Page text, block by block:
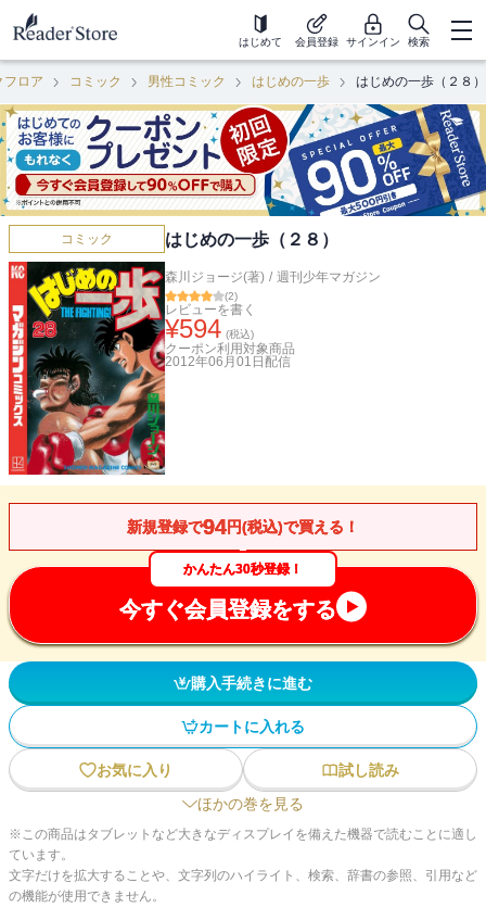
はじめて 会員登録 サインイン 検索
フロア コミック 男性コミック はじめの一歩 はじめの一歩（２８）
コミック はじめの一歩（２８）
森川ジョージ(著) / 週刊少年マガジン
(2)
レビューを書く
¥594 (税込)
クーポン利用対象商品
2012年06月01日 配信
新規登録で94円(税込)で買える！
かんたん30秒登録！
今すぐ会員登録をする
購入手続きに進む
カートに入れる
お気に入り
試し読み
ほかの巻を見る
※この商品はタブレットなど大きなディスプレイを備えた機器で読むことに適し
ています。
文字だけを拡大することや、文字列のハイライト、検索、辞書の参照、引用など
の機能が使用できません。